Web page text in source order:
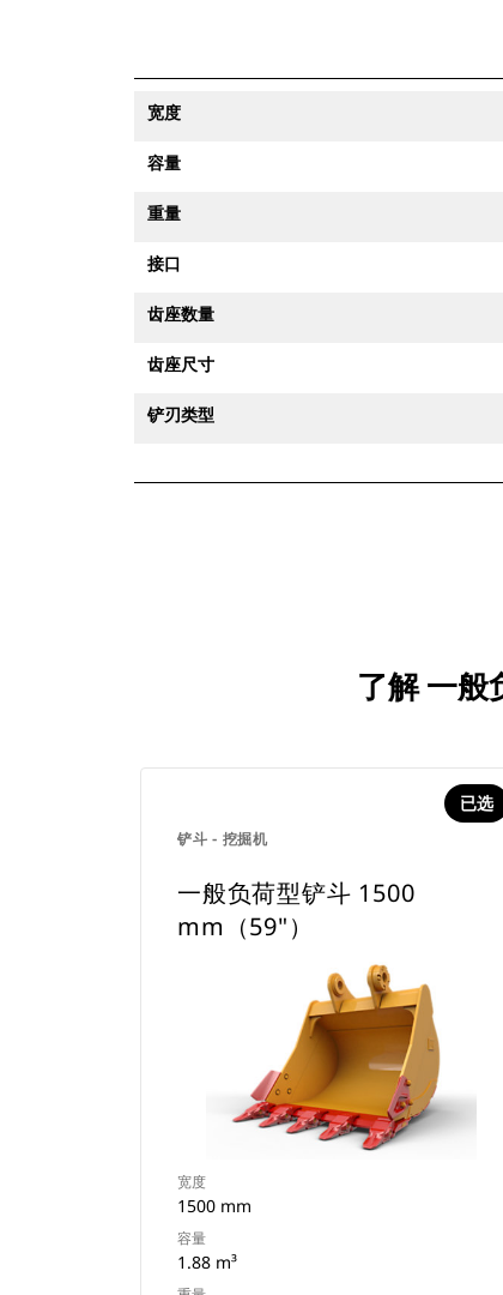
宽度
容量
重量
接口
齿座数量
齿座尺寸
铲刃类型
了解 一般
铲斗 - 挖掘机
已选
一般负荷型铲斗 1500
mm（59"）
宽度
1500 mm
容量
1.88 m³